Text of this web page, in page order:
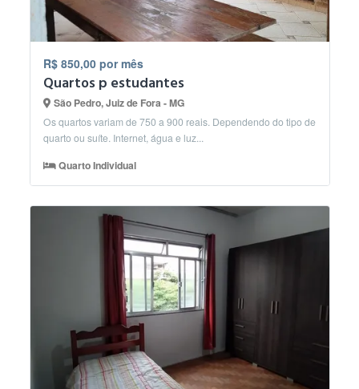
R$ 850,00 por mês
Quartos p estudantes
São Pedro, Juiz de Fora - MG
Os quartos variam de 750 a 900 reais. Dependendo do tipo de
quarto ou suíte. Internet, água e luz...
Quarto Individual